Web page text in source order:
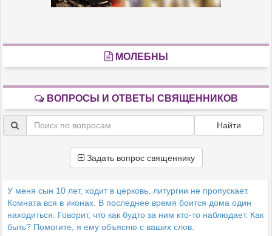
МОЛЕБНЫ
ВОПРОСЫ И ОТВЕТЫ СВЯЩЕННИКОВ
Найти
Задать вопрос священнику
У меня сын 10 лет, ходит в церковь, литургии не пропускает.
Комната вся в иконах. В последнее время боится дома один
находиться. Говорит, что как будто за ним кто-то наблюдает. Как
быть? Помогите, я ему объясню с ваших слов.